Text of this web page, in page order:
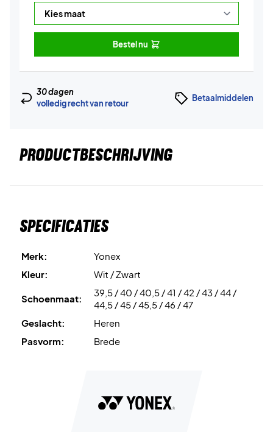
Bestel nu
30 dagen
volledig recht van retour
Betaalmiddelen
PRODUCTBESCHRIJVING
Specificaties
Merk:
Yonex
Kleur:
Wit / Zwart
Schoenmaat:
39,5 / 40 / 40,5 / 41 / 42 / 43 / 44 /
44,5 / 45 / 45,5 / 46 / 47
Geslacht:
Heren
Pasvorm:
Brede